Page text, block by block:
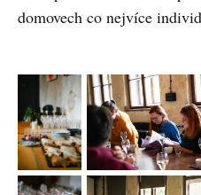
domovech co nejvíce